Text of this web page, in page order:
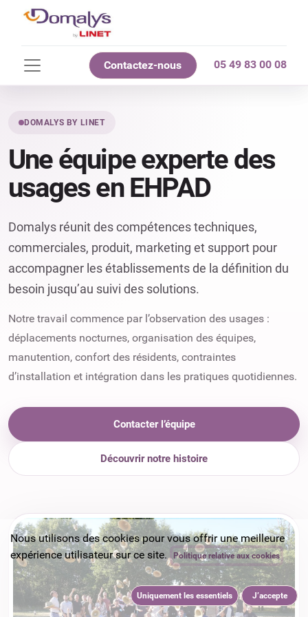
Contactez-nous 05 49 83 00 08
DOMALYS BY LINET
Une équipe experte des
usages en EHPAD
Domalys réunit des compétences techniques,
commerciales, produit, marketing et support pour
accompagner les établissements de la définition du
besoin jusqu’au suivi des solutions.
Notre travail commence par l’observation des usages :
déplacements nocturnes, organisation des équipes,
manutention, confort des résidents, contraintes
d’installation et intégration dans les pratiques quotidiennes.
Contacter l’équipe
Découvrir notre histoire
Nous utilisons des cookies pour vous offrir une meilleure
expérience utilisateur sur ce site.
Politique relative aux cookies
Uniquement les essentiels J’accepte